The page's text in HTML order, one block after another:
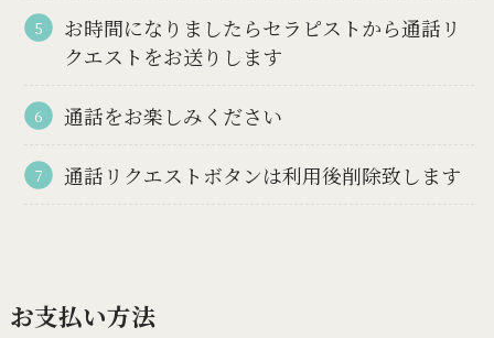
お時間になりましたらセラピストから通話リ
クエストをお送りします
通話をお楽しみください
通話リクエストボタンは利用後削除致します
お支払い方法